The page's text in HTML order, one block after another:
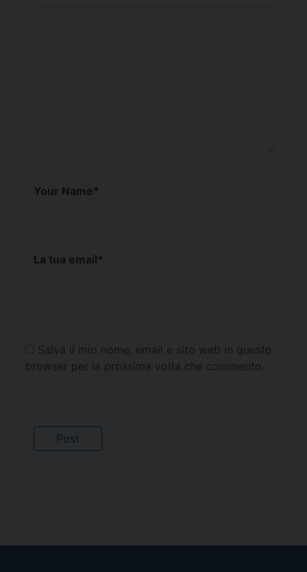
Your Name*
La tua email*
Salva il mio nome, email e sito web in questo
browser per la prossima volta che commento.